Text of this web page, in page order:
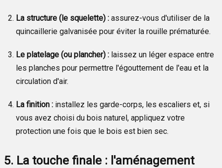
La structure (le squelette) : assurez-vous d'utiliser de la
quincaillerie galvanisée pour éviter la rouille prématurée.
Le platelage (ou plancher) : laissez un léger espace entre
les planches pour permettre l'égouttement de l'eau et la
circulation d'air.
La finition : installez les garde-corps, les escaliers et, si
vous avez choisi du bois naturel, appliquez votre
protection une fois que le bois est bien sec.
5. La touche finale : l'aménagement